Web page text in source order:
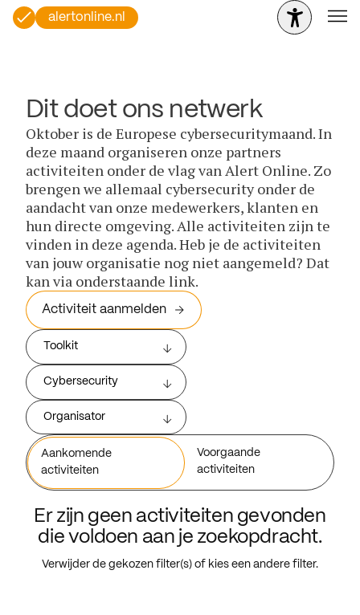
alertonline.nl
Dit doet ons netwerk
Oktober is de Europese cybersecuritymaand. In
deze maand organiseren onze partners
activiteiten onder de vlag van Alert Online. Zo
brengen we allemaal cybersecurity onder de
aandacht van onze medewerkers, klanten en
hun directe omgeving. Alle activiteiten zijn te
vinden in deze agenda. Heb je de activiteiten
van jouw organisatie nog niet aangemeld? Dat
kan via onderstaande link.
Activiteit aanmelden
Toolkit
Cybersecurity
Organisator
Aankomende
activiteiten
Voorgaande
activiteiten
Er zijn geen activiteiten gevonden
die voldoen aan je zoekopdracht.
Verwijder de gekozen filter(s) of kies een andere filter.